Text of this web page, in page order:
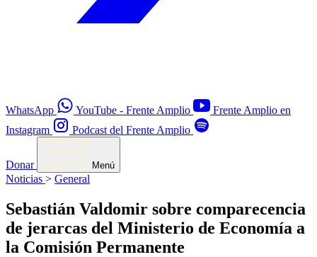
WhatsApp YouTube - Frente Amplio
Frente Amplio en
Instagram
Podcast del Frente Amplio
Donar Menú
Noticias > General
Sebastián Valdomir sobre comparecencia
de jerarcas del Ministerio de Economía a
la Comisión Permanente